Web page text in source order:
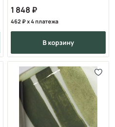
1 848
462 x 4 платежа
в корзину